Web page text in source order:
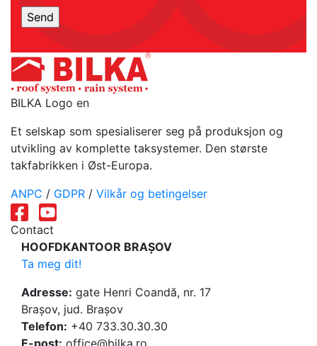
BILKA Logo en
Et selskap som spesialiserer seg på produksjon og
utvikling av komplette taksystemer. Den største
takfabrikken i Øst-Europa.
ANPC / GDPR / Vilkår og betingelser
Contact
HOOFDKANTOOR BRAȘOV
Ta meg dit!
Adresse: gate Henri Coandă, nr. 17
Brașov, jud. Brașov
Telefon: +40 733.30.30.30